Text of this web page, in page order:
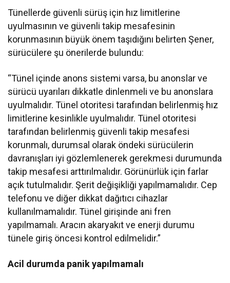
Tünellerde güvenli sürüş için hız limitlerine
uyulmasının ve güvenli takip mesafesinin
korunmasının büyük önem taşıdığını belirten Şener,
sürücülere şu önerilerde bulundu:
“Tünel içinde anons sistemi varsa, bu anonslar ve
sürücü uyarıları dikkatle dinlenmeli ve bu anonslara
uyulmalıdır. Tünel otoritesi tarafından belirlenmiş hız
limitlerine kesinlikle uyulmalıdır. Tünel otoritesi
tarafından belirlenmiş güvenli takip mesafesi
korunmalı, durumsal olarak öndeki sürücülerin
davranışları iyi gözlemlenerek gerekmesi durumunda
takip mesafesi arttırılmalıdır. Görünürlük için farlar
açık tutulmalıdır. Şerit değişikliği yapılmamalıdır. Cep
telefonu ve diğer dikkat dağıtıcı cihazlar
kullanılmamalıdır. Tünel girişinde ani fren
yapılmamalı. Aracın akaryakıt ve enerji durumu
tünele giriş öncesi kontrol edilmelidir.”
Acil durumda panik yapılmamalı